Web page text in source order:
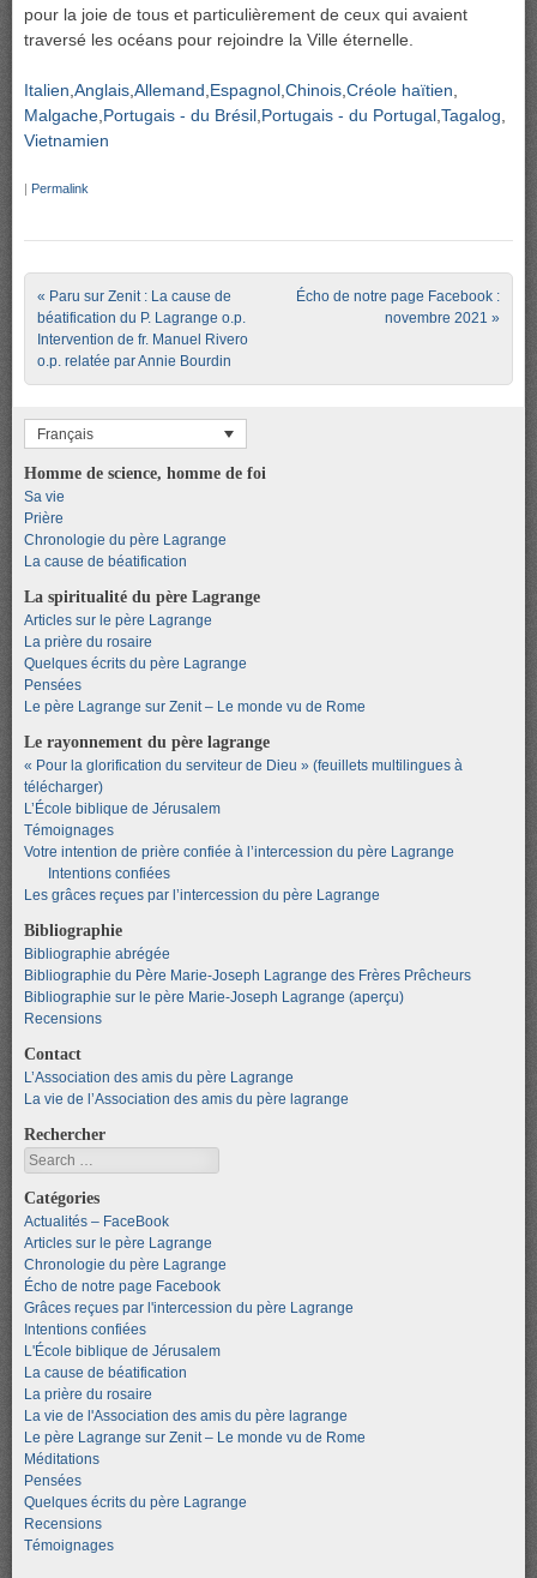
pour la joie de tous et particulièrement de ceux qui avaient
traversé les océans pour rejoindre la Ville éternelle.
Italien Anglais Allemand Espagnol Chinois Créole haïtien
Malgache Portugais - du Brésil Portugais - du Portugal Tagalog
Vietnamien
| Permalink
Post navigation
« Paru sur Zenit : La cause de
béatification du P. Lagrange o.p.
Intervention de fr. Manuel Rivero
o.p. relatée par Annie Bourdin
Écho de notre page Facebook :
novembre 2021 »
Français
Homme de science, homme de foi
Sa vie
Prière
Chronologie du père Lagrange
La cause de béatification
La spiritualité du père Lagrange
Articles sur le père Lagrange
La prière du rosaire
Quelques écrits du père Lagrange
Pensées
Le père Lagrange sur Zenit – Le monde vu de Rome
Le rayonnement du père lagrange
« Pour la glorification du serviteur de Dieu » (feuillets multilingues à
télécharger)
L’École biblique de Jérusalem
Témoignages
Votre intention de prière confiée à l’intercession du père Lagrange
Intentions confiées
Les grâces reçues par l’intercession du père Lagrange
Bibliographie
Bibliographie abrégée
Bibliographie du Père Marie-Joseph Lagrange des Frères Prêcheurs
Bibliographie sur le père Marie-Joseph Lagrange (aperçu)
Recensions
Contact
L’Association des amis du père Lagrange
La vie de l’Association des amis du père lagrange
Rechercher
Search
Catégories
Actualités – FaceBook
Articles sur le père Lagrange
Chronologie du père Lagrange
Écho de notre page Facebook
Grâces reçues par l'intercession du père Lagrange
Intentions confiées
L'École biblique de Jérusalem
La cause de béatification
La prière du rosaire
La vie de l'Association des amis du père lagrange
Le père Lagrange sur Zenit – Le monde vu de Rome
Méditations
Pensées
Quelques écrits du père Lagrange
Recensions
Témoignages